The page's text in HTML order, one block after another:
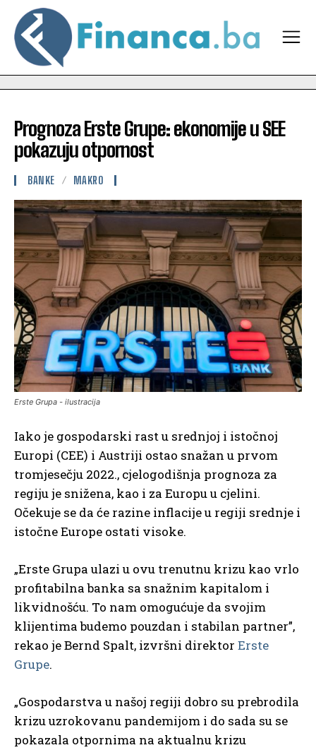
Prognoza Erste Grupe: ekonomije u SEE
pokazuju otpornost
BANKE MAKRO
Erste Grupa - ilustracija
Iako je gospodarski rast u srednjoj i istočnoj
Europi (CEE) i Austriji ostao snažan u prvom
tromjesečju 2022., cjelogodišnja prognoza za
regiju je snižena, kao i za Europu u cjelini.
Očekuje se da će razine inflacije u regiji srednje i
istočne Europe ostati visoke.
„Erste Grupa ulazi u ovu trenutnu krizu kao vrlo
profitabilna banka sa snažnim kapitalom i
likvidnošću. To nam omogućuje da svojim
klijentima budemo pouzdan i stabilan partner”,
rekao je Bernd Spalt, izvršni direktor Erste
Grupe.
„Gospodarstva u našoj regiji dobro su prebrodila
krizu uzrokovanu pandemijom i do sada su se
pokazala otpornima na aktualnu krizu